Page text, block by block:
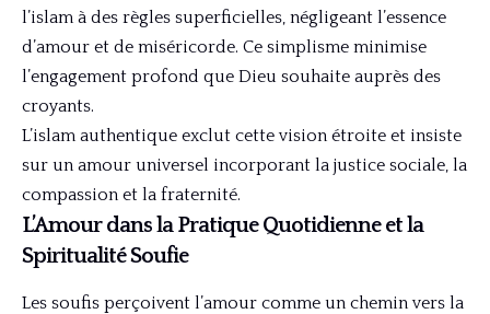
l’islam à des règles superficielles, négligeant l’essence
d’amour et de miséricorde. Ce simplisme minimise
l’engagement profond que Dieu souhaite auprès des
croyants.
L’islam authentique exclut cette vision étroite et insiste
sur un amour universel incorporant la justice sociale, la
compassion et la fraternité.
L’Amour dans la Pratique Quotidienne et la
Spiritualité Soufie
Les soufis perçoivent l’amour comme un chemin vers la